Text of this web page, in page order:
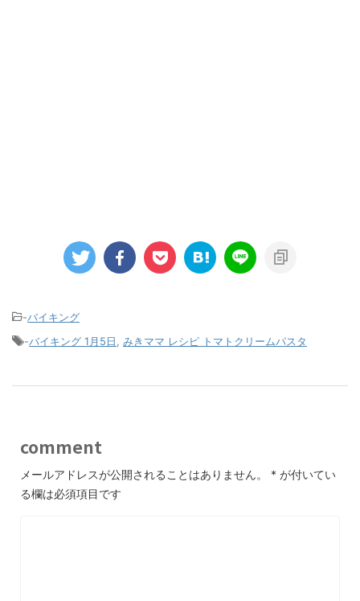
-バイキング
-バイキング 1月5日 みきママ レシピ トマトクリームパスタ
comment
メールアドレスが公開されることはありません。 * が付いてい
る欄は必須項目です